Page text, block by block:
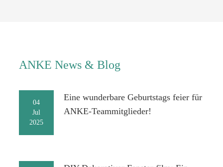
ANKE News & Blog
04
Jul
2025
Eine wunderbare Geburtstags feier für
ANKE-Teammitglieder!